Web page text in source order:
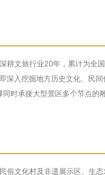
文旅行业20年，累计为全
入挖掘地方历史文化、民
时承接大型景区多个节点的
文化村及非遗展示区、生